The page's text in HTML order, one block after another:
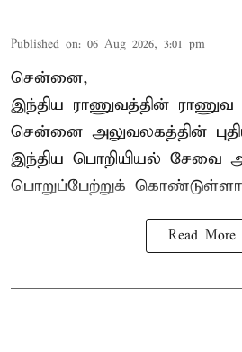
Published on: 06 Aug 2026, 3:01 pm
சென்னை,
இந்திய ராணுவத்தின்
சென்னை அலுவலகத்தின்
இந்திய பொறியியல் சேவை
பொறுப்பேற்றுக்
Read More